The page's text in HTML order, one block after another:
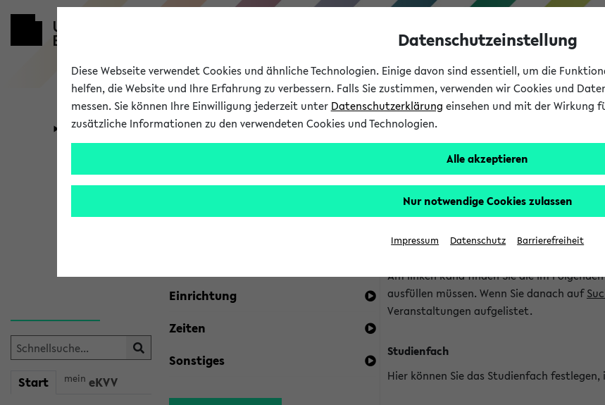
Universität Forschung Studium
Start mein eKVV
Kombisuche im eKVV
Ihre Suchkriterien:
Einrichtung
Zeiten
Sonstiges
Hinweise zur Kombisuche
Sie können das eKVV nach diversen
die für Sie interessant sind.
Am linken Rand finden Sie die im
ausfüllen müssen. Wenn Sie danach auf
Veranstaltungen aufgelistet.
Studienfach
Hier können Sie das Studienfach
Datenschutzeinstellung
Diese Webseite verwendet Cookies und ähnliche Technologien. Einige davon sind essentiell, um die
helfen, die Website und Ihre Erfahrung zu verbessern. Falls Sie zustimmen, verwenden wir Cookies und
messen. Sie können Ihre Einwilligung jederzeit unter Datenschutzerklärung einsehen und mit der Wirkung
zusätzliche Informationen zu den verwendeten Cookies und Technologien.
Alle akzeptieren
Nur notwendige Cookies zulassen
Impressum Datenschutz Barrierefreiheit